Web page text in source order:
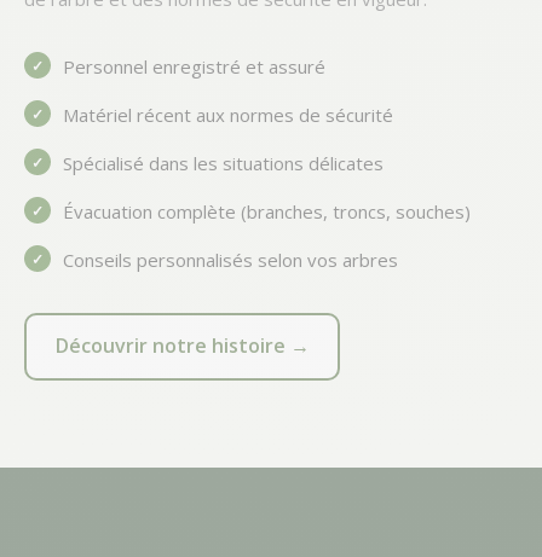
Personnel enregistré et assuré
Matériel récent aux normes de sécurité
Spécialisé dans les situations délicates
Évacuation complète (branches, troncs, souches)
Conseils personnalisés selon vos arbres
Découvrir notre histoire →